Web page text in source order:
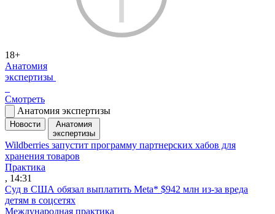
18+
Анатомия
экспертизы
Смотреть
Анатомия экспертизы
Новости
Анатомия
экспертизы
Wildberries запустит программу партнерских хабов для
хранения товаров
Практика
, 14:31
Суд в США обязал выплатить Meta* $942 млн из-за вреда
детям в соцсетях
Международная практика